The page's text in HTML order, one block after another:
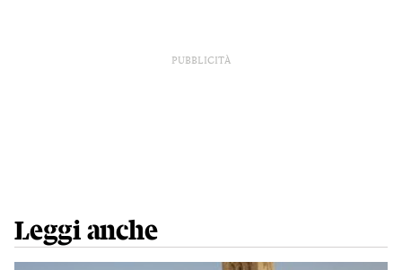
PUBBLICITÀ
Leggi anche